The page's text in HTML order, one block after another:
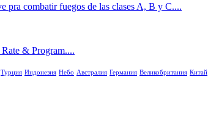
pra combatir fuegos de las clases A, B y C....
& Program....
Турция Индонезия Небо Австралия Германия Великобритания Китай